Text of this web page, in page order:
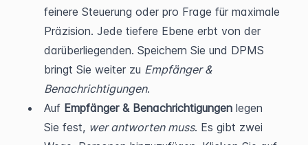
feinere Steuerung oder pro Frage für maximale
Präzision. Jede tiefere Ebene erbt von der
darüberliegenden. Speichern Sie und DPMS
bringt Sie weiter zu Empfänger &
Benachrichtigungen.
Auf Empfänger & Benachrichtigungen legen
Sie fest, wer antworten muss. Es gibt zwei